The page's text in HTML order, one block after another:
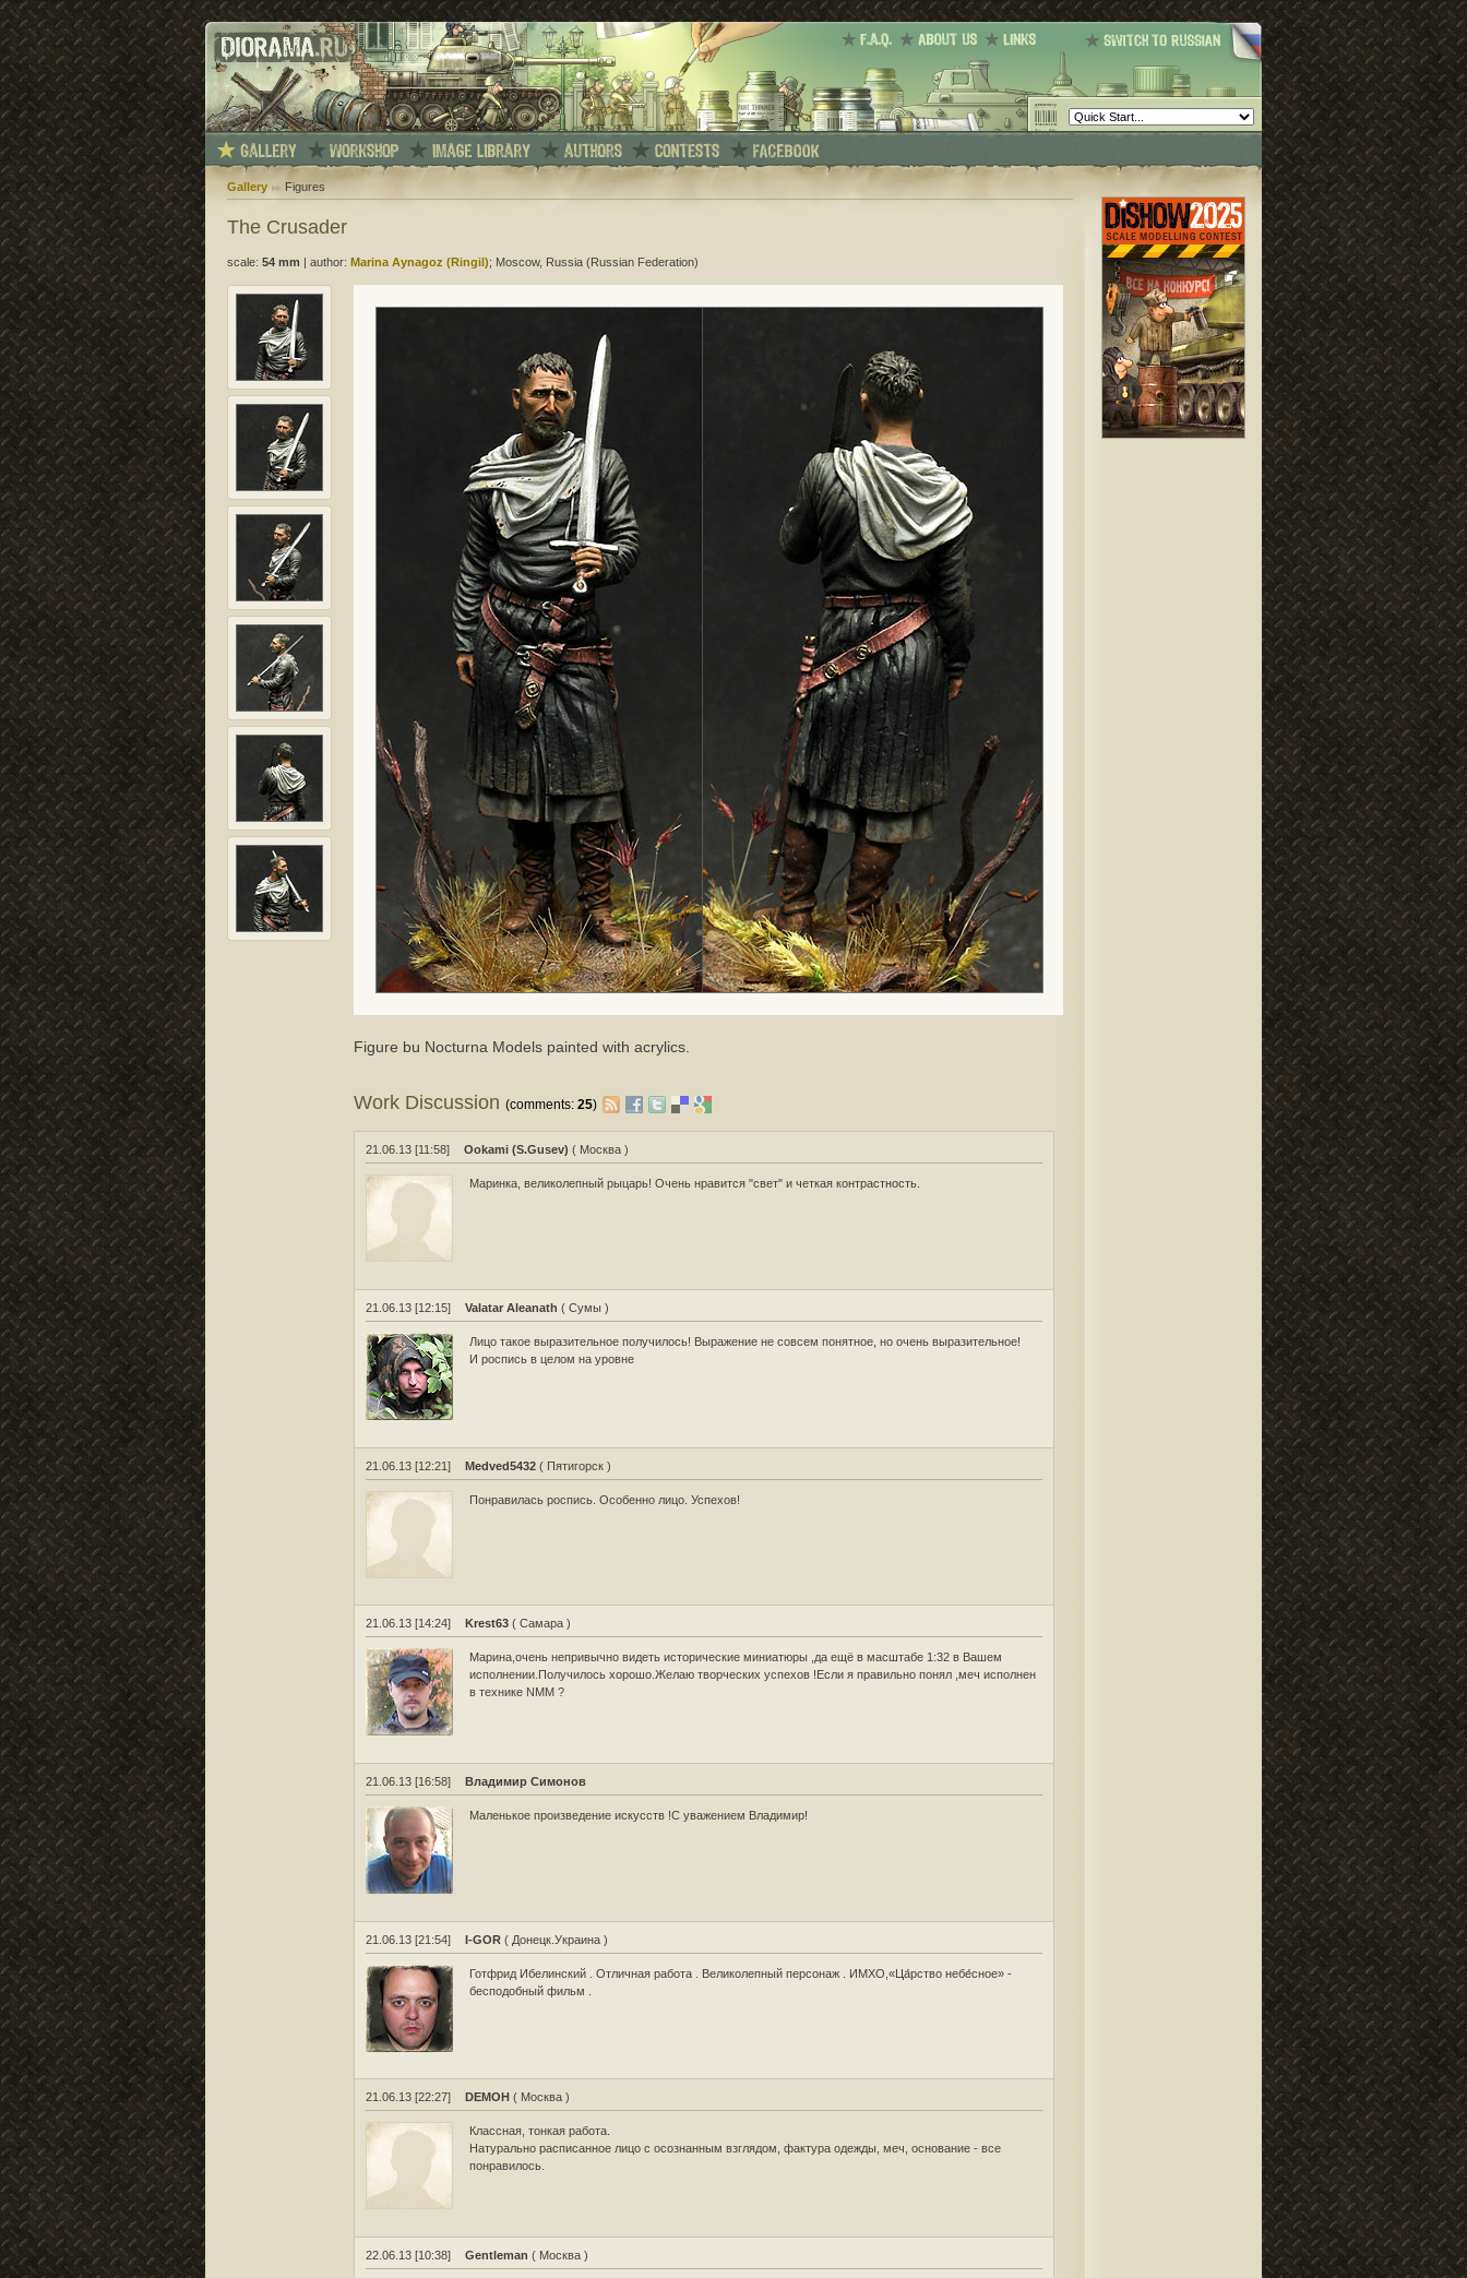
Gallery Figures
The Crusader
scale: 54 mm author: Marina Aynagoz (Ringil); Moscow, Russia (Russian Federation)
Figure bu Nocturna Models painted with acrylics.
Work Discussion(comments:25)
21.06.13 [11:58] Ookami (S.Gusev) ( Москва )
Маринка, великолепный рыцарь! Очень нравится "свет" и четкая контрастность.
21.06.13 [12:15] Valatar Aleanath ( Сумы )
Лицо такое выразительное получилось! Выражение не совсем понятное, но очень выразительное!
И роспись в целом на уровне
21.06.13 [12:21] Medved5432 ( Пятигорск )
Понравилась роспись. Особенно лицо. Успехов!
21.06.13 [14:24] Krest63 ( Самара )
Марина,очень непривычно видеть исторические миниатюры ,да ещё в масштабе 1:32 в Вашем
исполнении.Получилось хорошо.Желаю творческих успехов !Если я правильно понял ,меч исполнен
в технике NMM ?
21.06.13 [16:58] Владимир Симонов
Маленькое произведение искусств !С уважением Владимир!
21.06.13 [21:54] I-GOR ( Донецк.Украина )
Готфрид Ибелинский . Отличная работа . Великолепный персонаж . ИМХО,«Ца́рство небе́сное» -
бесподобный фильм .
21.06.13 [22:27] DEMOH ( Москва )
Классная, тонкая работа.
Натурально расписанное лицо с осознанным взглядом, фактура одежды, меч, основание - все
понравилось.
22.06.13 [10:38] Gentleman ( Москва )